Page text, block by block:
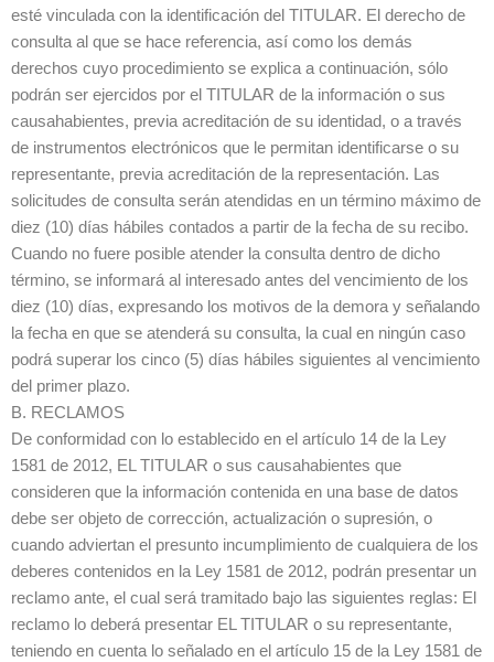
esté vinculada con la identificación del TITULAR. El derecho de
consulta al que se hace referencia, así como los demás
derechos cuyo procedimiento se explica a continuación, sólo
podrán ser ejercidos por el TITULAR de la información o sus
causahabientes, previa acreditación de su identidad, o a través
de instrumentos electrónicos que le permitan identificarse o su
representante, previa acreditación de la representación. Las
solicitudes de consulta serán atendidas en un término máximo de
diez (10) días hábiles contados a partir de la fecha de su recibo.
Cuando no fuere posible atender la consulta dentro de dicho
término, se informará al interesado antes del vencimiento de los
diez (10) días, expresando los motivos de la demora y señalando
la fecha en que se atenderá su consulta, la cual en ningún caso
podrá superar los cinco (5) días hábiles siguientes al vencimiento
del primer plazo.
B. RECLAMOS
De conformidad con lo establecido en el artículo 14 de la Ley
1581 de 2012, EL TITULAR o sus causahabientes que
consideren que la información contenida en una base de datos
debe ser objeto de corrección, actualización o supresión, o
cuando adviertan el presunto incumplimiento de cualquiera de los
deberes contenidos en la Ley 1581 de 2012, podrán presentar un
reclamo ante, el cual será tramitado bajo las siguientes reglas: El
reclamo lo deberá presentar EL TITULAR o su representante,
teniendo en cuenta lo señalado en el artículo 15 de la Ley 1581 de